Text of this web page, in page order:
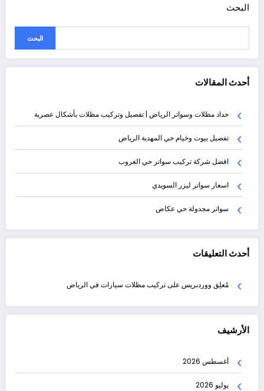
البحث
البحث
أحدث المقالات
حداد مظلات وسواتر الرياض | تفصيل وتركيب مظلات بأشكال عصرية
تفصيل بيوت وخيام حي المهدية الرياض
افضل شركة تركيب سواتر حي الغروب
اسعار سواتر ليزر السويدي
سواتر مجدولة حي عكاض
أحدث التعليقات
مُعلِق ووردبريس علىتركيب مظلات سيارات في الرياض
الأرشيف
أغسطس 2026
يوليو 2026